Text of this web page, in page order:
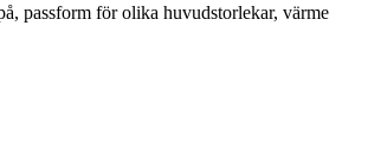
passform för olika huvudstorlekar, värme